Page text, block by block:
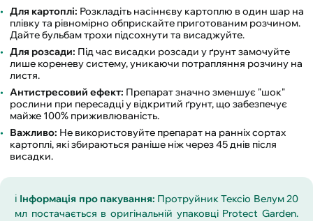
Для картоплі: Розкладіть насіннєву картоплю в один шар на
плівку та рівномірно обприскайте приготованим розчином.
Дайте бульбам трохи підсохнути та висаджуйте.
Для розсади: Під час висадки розсади у ґрунт замочуйте
лише кореневу систему, уникаючи потрапляння розчину на
листя.
Антистресовий ефект: Препарат значно зменшує "шок"
рослини при пересадці у відкритий ґрунт, що забезпечує
майже 100% приживлюваність.
Важливо: Не використовуйте препарат на ранніх сортах
картоплі, які збираються раніше ніж через 45 днів після
висадки.
ℹ️ Інформація про пакування: Протруйник Тексіо Велум 20
мл постачається в оригінальній упаковці Protect Garden.